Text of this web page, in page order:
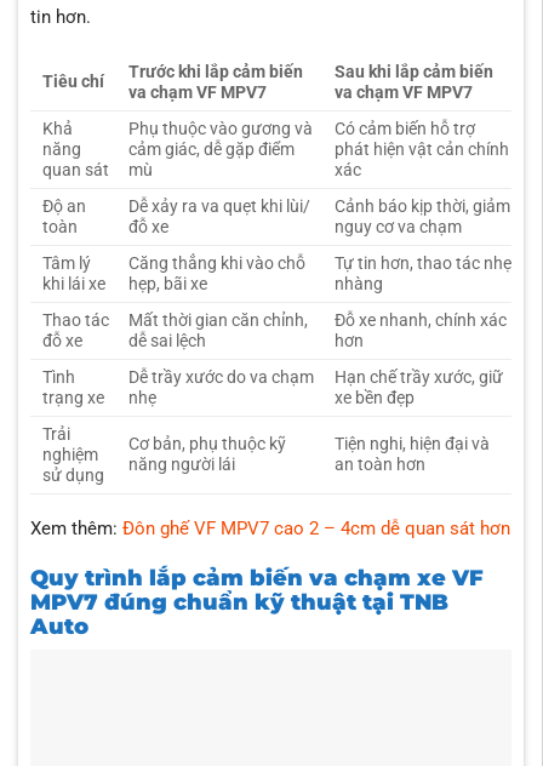
tin hơn.
Tiêu chí
Trước khi lắp cảm biến
va chạm VF MPV7
Sau khi lắp cảm biến
va chạm VF MPV7
Khả
năng
quan sát
Phụ thuộc vào gương và
cảm giác, dễ gặp điểm
mù
Có cảm biến hỗ trợ
phát hiện vật cản chính
xác
Độ an
toàn
Dễ xảy ra va quẹt khi lùi/
đỗ xe
Cảnh báo kịp thời, giảm
nguy cơ va chạm
Tâm lý
khi lái xe
Căng thẳng khi vào chỗ
hẹp, bãi xe
Tự tin hơn, thao tác nhẹ
nhàng
Thao tác
đỗ xe
Mất thời gian căn chỉnh,
dễ sai lệch
Đỗ xe nhanh, chính xác
hơn
Tình
trạng xe
Dễ trầy xước do va chạm
nhẹ
Hạn chế trầy xước, giữ
xe bền đẹp
Trải
nghiệm
sử dụng
Cơ bản, phụ thuộc kỹ
năng người lái
Tiện nghi, hiện đại và
an toàn hơn
Xem thêm: Đôn ghế VF MPV7 cao 2 – 4cm dễ quan sát hơn
Quy trình lắp cảm biến va chạm xe VF
MPV7 đúng chuẩn kỹ thuật tại TNB
Auto